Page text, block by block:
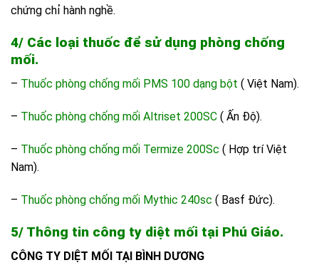
chứng chỉ hành nghề.
4/ Các loại thuốc để sử dụng phòng chống
mối.
– Thuốc phòng chống mối PMS 100 dạng bột ( Việt Nam).
– Thuốc phòng chống mối Altriset 200SC ( Ấn Độ).
– Thuốc phòng chống mối Termize 200Sc ( Hợp trí Việt
Nam).
– Thuốc phòng chống mối Mythic 240sc ( Basf Đức).
5/ Thông tin công ty diệt mối tại Phú Giáo.
CÔNG TY DIỆT MỐI TẠI BÌNH DƯƠNG